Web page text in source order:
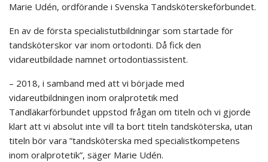
Marie Udén, ordförande i Svenska Tandsköterskeförbundet.
En av de första specialistutbildningar som startade för
tandsköterskor var inom ortodonti. Då fick den
vidareutbildade namnet ortodontiassistent.
– 2018, i samband med att vi började med
vidareutbildningen inom oralprotetik med
Tandläkarförbundet uppstod frågan om titeln och vi gjorde
klart att vi absolut inte vill ta bort titeln tandsköterska, utan
titeln bör vara ”tandsköterska med specialistkompetens
inom oralprotetik”, säger Marie Udén.